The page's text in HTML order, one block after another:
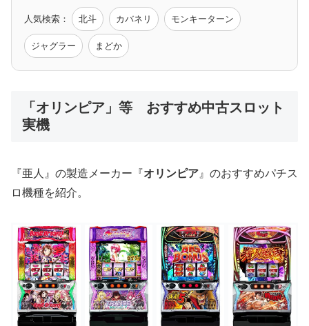
モンハン バイオ ペルソナ
値下げ台
人気検索： 北斗 カバネリ モンキーターン
ジャグラー まどか
「オリンピア」等 おすすめ中古スロット
実機
『亜人』の製造メーカー『オリンピア 』のおすすめパチス
ロ機種を紹介。